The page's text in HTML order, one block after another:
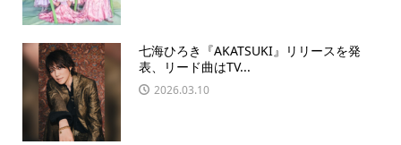
七海ひろき『AKATSUKI』リリースを発
表、リード曲はTV...
2026.03.10